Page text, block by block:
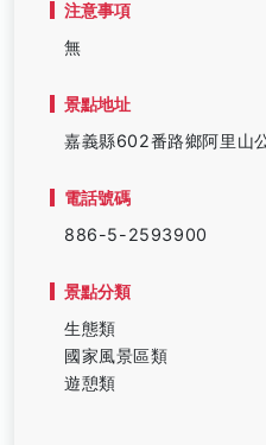
注意事項
無
景點地址
嘉義縣602番路鄉阿里山
電話號碼
886-5-2593900
景點分類
生態類
國家風景區類
遊憩類